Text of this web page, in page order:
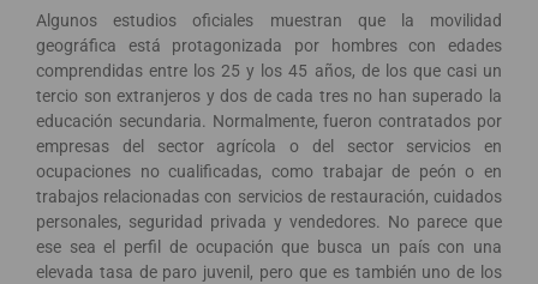
Algunos estudios oficiales muestran que la movilidad
geográfica está protagonizada por hombres con edades
comprendidas entre los 25 y los 45 años, de los que casi un
tercio son extranjeros y dos de cada tres no han superado la
educación secundaria. Normalmente, fueron contratados por
empresas del sector agrícola o del sector servicios en
ocupaciones no cualificadas, como trabajar de peón o en
trabajos relacionadas con servicios de restauración, cuidados
personales, seguridad privada y vendedores. No parece que
ese sea el perfil de ocupación que busca un país con una
elevada tasa de paro juvenil, pero que es también uno de los